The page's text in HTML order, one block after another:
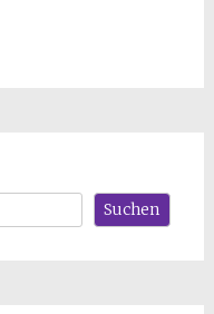
Suchen